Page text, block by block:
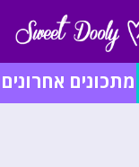
מתכונים אחרונים